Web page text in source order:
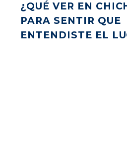
¿QUÉ VER EN
PARA SENTIR QUE
ENTENDISTE EL